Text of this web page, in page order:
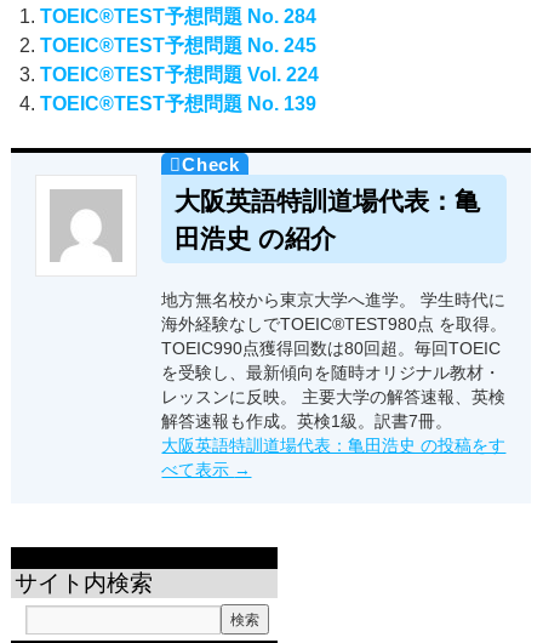
TOEIC®TEST予想問題 No. 284
TOEIC®TEST予想問題 No. 245
TOEIC®TEST予想問題 Vol. 224
TOEIC®TEST予想問題 No. 139
大阪英語特訓道場代表：亀
田浩史 の紹介
地方無名校から東京大学へ進学。 学生時代に
海外経験なしでTOEIC®TEST980点 を取得。
TOEIC990点獲得回数は80回超。毎回TOEIC
を受験し、最新傾向を随時オリジナル教材・
レッスンに反映。 主要大学の解答速報、英検
解答速報も作成。英検1級。訳書7冊。
大阪英語特訓道場代表：亀田浩史 の投稿をす
べて表示 →
サイト内検索